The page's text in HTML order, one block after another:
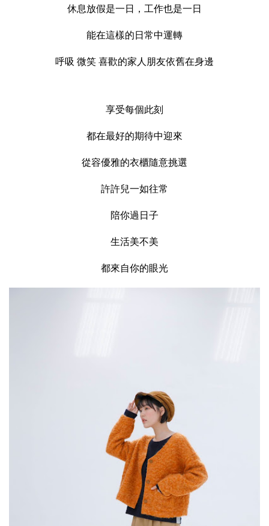
休息放假是一日，工作也是一日
能在這樣的日常中運轉
呼吸 微笑 喜歡的家人朋友依舊在身邊
享受每個此刻
都在最好的期待中迎來
從容優雅的衣櫃隨意挑選
許許兒一如往常
陪你過日子
生活美不美
都來自你的眼光